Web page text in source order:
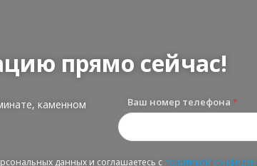
прямо сейчас!
каменном
Ваш номер телефона *
данных и соглашаетесь с политикой